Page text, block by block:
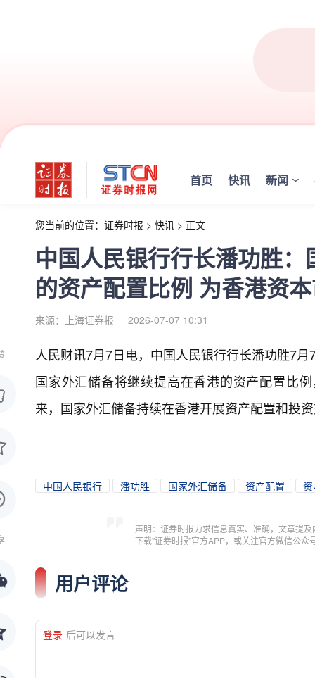
首页 快讯 新闻
您当前的位置： 证券时报 > 快讯 > 正文
中国人民银行行长潘功胜
的资产配置比例 为香港资
来源：上海证券报 2026-07-07 10:31
人民财讯7月7日电， 中国人民银行行长潘功胜7
国家外汇储备将继续提高在香港的资产配置比
来，国家外汇储备持续在香港开展资产配置和投
中国人民银行 潘功胜 国家外汇储备 资产配置
声明：证券时报力求信息真实、准确，文章提
下载"证券时报"官方APP，或关注官方微信公
用户评论
登录 后可以发言